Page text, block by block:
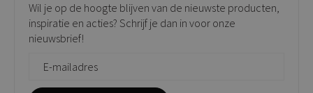
Bijzettafels
Onderhoudsproducten
Vloerbescherming
Giftcards
Wil je op de hoogte blijven van de nieuwste producten,
inspiratie en acties? Schrijf je dan in voor onze
nieuwsbrief!